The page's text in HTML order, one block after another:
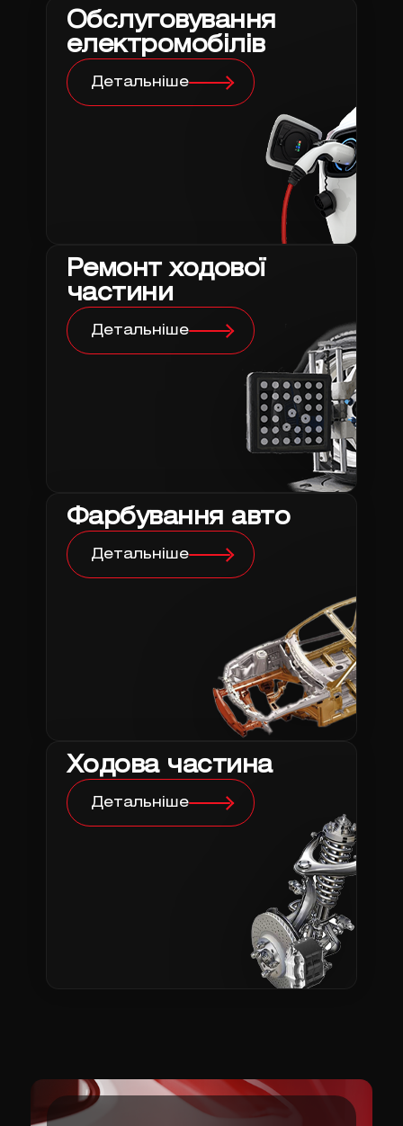
Обслуговування
електромобілів
Детальніше
Ремонт ходової
частини
Детальніше
Фарбування авто
Детальніше
Ходова частина
Детальніше